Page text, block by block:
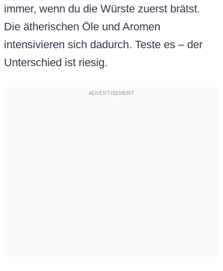
immer, wenn du die Würste zuerst brätst.
Die ätherischen Öle und Aromen
intensivieren sich dadurch. Teste es – der
Unterschied ist riesig.